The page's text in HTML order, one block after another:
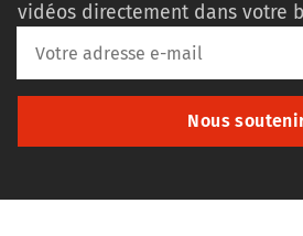
vidéos directement dans votre
Nous